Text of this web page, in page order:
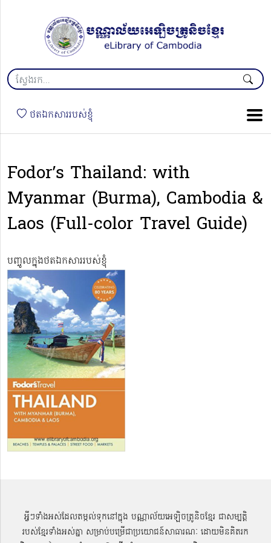
ថតឯកសាររបស់ខ្ញុំ
Fodor’s Thailand: with
Myanmar (Burma), Cambodia &
Laos (Full-color Travel Guide)
បញ្ចូលក្នុងថតឯកសាររបស់ខ្ញុំ
អ្វីៗទាំងអស់ដែលតម្កល់ទុកនៅក្នុង បណ្ណាល័យអេឡិចត្រូនិចខ្មែរ ជាសម្បតិ្ត
របស់ខ្មែរទាំងអស់គ្នា សម្រាប់បម្រើជាប្រយោជន៍សាធារណៈ ដោយមិនគិតរក